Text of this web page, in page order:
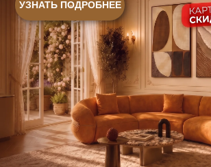
© 2026 Sky Living
Политика конфиденциальности
+7 (958) 202-41-41
+7 (932) 021-99-97
+7 (499) 916-60-10,
Политика возврата товаров
Sales@skyliving.ru
Telegram и YouTube ограничены на территории РФ
(на основании ФЗ-149 "Об информации")